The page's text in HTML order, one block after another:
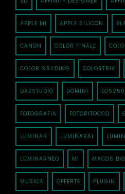
APPLE M1 APPLE SILICON
CANON COLOR FINALE
COLOR GRADING COLORTRIX
DAZSTUDIO DOMINI
FOTOGRAFIA FOTORITOCCO
LUMINAR LUMINARAI
LUMINARNEO M1 MACOS
MUSICA OFFERTE PLUGIN